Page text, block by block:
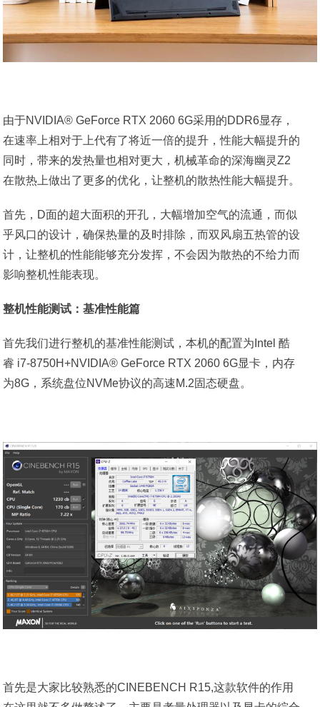
由于NVIDIA® GeForce RTX 2060 6G采用的DDR6显存，
在速率上相对于上代有了将近一倍的提升，性能大幅提升的
同时，带来的发热量也相对更大，机械革命的深海幽灵Z2
在散热上做出了更多的优化，让整机的散热性能大幅提升。
首先，D面的超大面积的开孔，大幅增加空气的流通，而似
乎风口的设计，确保热量的及时排除，而双风扇五热管的设
计，让整机的性能能够充分发挥，不会因为散热的不给力而
影响整机性能表现。
整机性能测试：基准性能篇
首先我们进行整机的基准性能测试，本机的配置为Intel 酷
睿 i7-8750H+NVIDIA® GeForce RTX 2060 6G显卡，内存
为8G，系统盘位NVMe协议的高速M.2固态硬盘。
首先是大家比较熟悉的CINEBENCH R15,这款软件的作用